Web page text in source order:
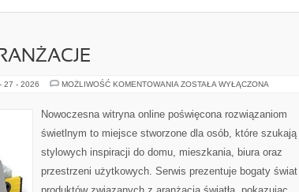
27 - 2026 MOŻLIWOŚĆ KOMENTOWANIA INSPIRACJE
ZOSTAŁA WYŁĄCZONA
Nowoczesna witryna online poświęcona rozwiązaniom
świetlnym to miejsce stworzone dla osób, które szukają
stylowych inspiracji do domu, mieszkania, biura oraz
przestrzeni użytkowych. Serwis prezentuje bogaty świat